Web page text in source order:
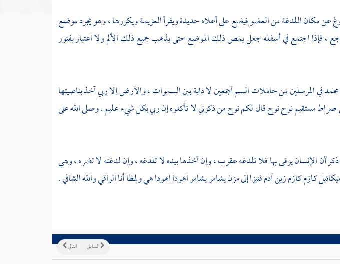
عن مكان اللدغة من العضو فيضع على أعلاه حديدة ويقرأ العزيمة ويكررها ، وهو يجرد موضع
، فإذا اجتمع في أسفله جعل يمص ذلك الموضع حتى يذهب جميع ذلك الألم ولا اعتبار بفتور
محمدفي المرسلين من حاملات السم أجمعين لا دابة بين السموات ، والأرض إلا ربي آخذ بناصيتها
صراط مستقيمنوحنوحقال لكمنوحمن ذكرني لا تأكلوه إن ربي بكل شيء عليم . وصلى الله على
أن الإنسان يرقى بها فلا تلدغه عقرب ، وإن أخذها بيده لا تلدغه ، وإن لدغته لا تضره ، وهي
كازم كازم زين آدم فنيزا إلى مزن يشامر يشامر اهودا اهودا هي ولمظا أنا الراقي والله الشافي .
التالي السابق